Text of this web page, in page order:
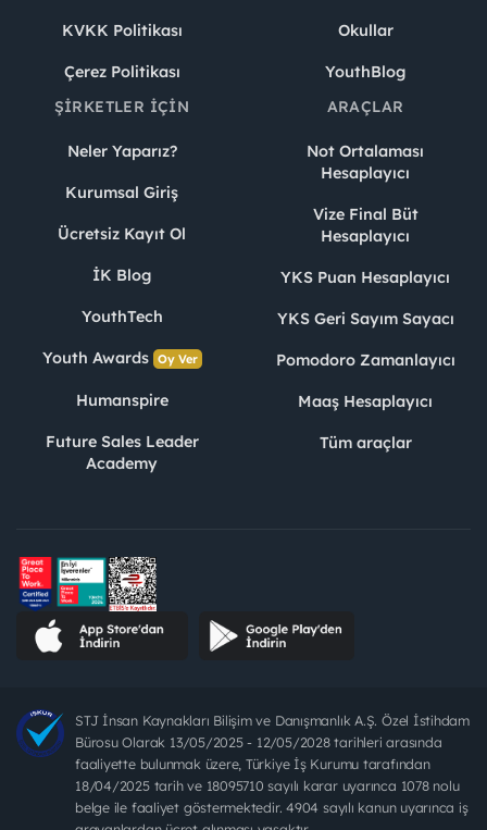
KVKK Politikası
Çerez Politikası
Okullar
YouthBlog
ŞIRKETLER İÇIN
Neler Yaparız?
Kurumsal Giriş
Ücretsiz Kayıt Ol
İK Blog
YouthTech
Youth Awards Oy Ver
Humanspire
Future Sales Leader
Academy
ARAÇLAR
Not Ortalaması
Hesaplayıcı
Vize Final Büt
Hesaplayıcı
YKS Puan Hesaplayıcı
YKS Geri Sayım Sayacı
Pomodoro Zamanlayıcı
Maaş Hesaplayıcı
Tüm araçlar
STJ İnsan Kaynakları Bilişim ve Danışmanlık A.Ş. Özel İstihdam
Bürosu Olarak 13/05/2025 - 12/05/2028 tarihleri arasında
faaliyette bulunmak üzere, Türkiye İş Kurumu tarafından
18/04/2025 tarih ve 18095710 sayılı karar uyarınca 1078 nolu
belge ile faaliyet göstermektedir. 4904 sayılı kanun uyarınca iş